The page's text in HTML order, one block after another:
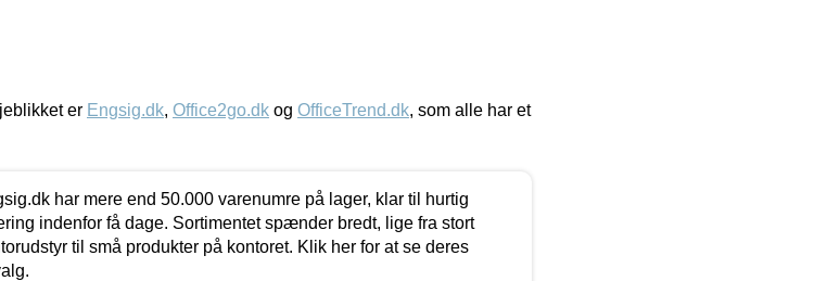
er Engsig.dk, Office2go.dk og OfficeTrend.dk, som alle har et
har mere end 50.000 varenumre på lager, klar til hurtig
indenfor få dage. Sortimentet spænder bredt, lige fra stort
til små produkter på kontoret. Klik her for at se deres